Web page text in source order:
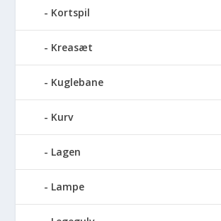
Kortspil
Kreasæt
Kuglebane
Kurv
Lagen
Lampe